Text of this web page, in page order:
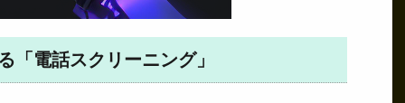
「電話スクリーニング」